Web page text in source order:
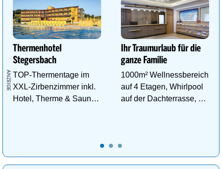
Thermenhotel
Stegersbach
TOP-Thermentage im
XXL-Zirbenzimmer inkl.
Hotel, Therme & Sauna
Ihr Traumurlaub für die
ganze Familie
1000m² Wellnessbereich
auf 4 Etagen, Whirlpool
auf der Dachterrasse, 4